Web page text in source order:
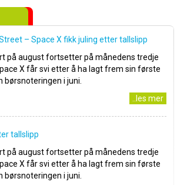
– Space X fikk juling etter tallslipp
på august fortsetter på månedens tredje
X får svi etter å ha lagt frem sin første
børsnoteringen i juni.
..les mer
tallslipp
på august fortsetter på månedens tredje
X får svi etter å ha lagt frem sin første
børsnoteringen i juni.